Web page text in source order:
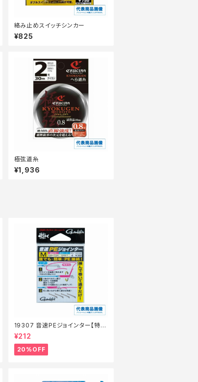
絡み止めスイッチシンカー
¥825
極弦道糸
¥1,936
19307 音速PEジョインター【特価
仕掛】【20】
¥212
20%OFF